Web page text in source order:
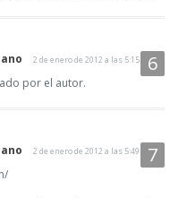
2 de enero de 2012 a las 5:15
por el autor.
2 de enero de 2012 a las 5:49